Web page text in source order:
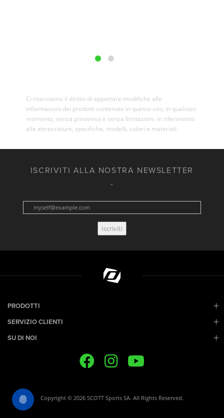
Ci riserviamo il diritto di apportare modifiche alle
informazioni dei prodotti contenute in questo sito, in qualsiasi
momento, senza preavviso e senza limitazioni, in riferimento
alle attrezzature, specifiche, modelli, colori e materiali.
ISCRIVITI ALLA NOSTRA NEWSLETTER
Iscriviti
PRODOTTI
SERVIZIO CLIENTI
SU DI NOI
Copyright © 2026 SCOTT Sports SA. All Rights Reserved.